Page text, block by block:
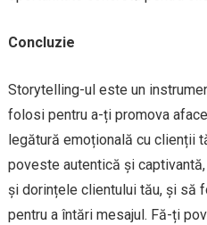
Concluzie
Storytelling-ul este un
folosi pentru a-ți promova
legătură emoțională cu clienții
poveste autentică și
și dorințele clientului tău, și să
pentru a întări mesajul. Fă-ți